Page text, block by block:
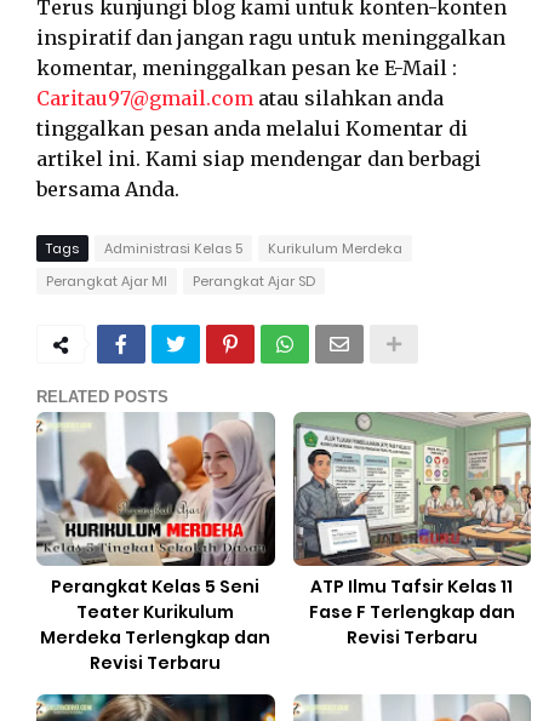
Terus kunjungi blog kami untuk konten-konten
inspiratif dan jangan ragu untuk meninggalkan
komentar, meninggalkan pesan ke E-Mail :
Caritau97@gmail.com atau silahkan anda
tinggalkan pesan anda melalui Komentar di
artikel ini. Kami siap mendengar dan berbagi
bersama Anda.
Tags Administrasi Kelas 5
Kurikulum Merdeka
Perangkat Ajar MI
Perangkat Ajar SD
RELATED POSTS
Perangkat Kelas 5 Seni
Teater Kurikulum
Merdeka Terlengkap dan
Revisi Terbaru
ATP Ilmu Tafsir Kelas 11
Fase F Terlengkap dan
Revisi Terbaru